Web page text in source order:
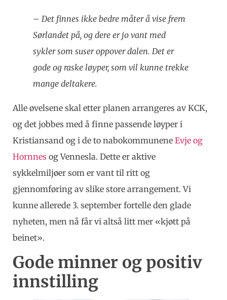
– Det finnes ikke bedre måter å vise frem
Sørlandet på, og dere er jo vant med
sykler som suser oppover dalen. Det er
gode og raske løyper, som vil kunne trekke
mange deltakere.
Alle øvelsene skal etter planen arrangeres av KCK,
og det jobbes med å finne passende løyper i
Kristiansand og i de to nabokommunene Evje og
Hornnes og Vennesla. Dette er aktive
sykkelmiljøer som er vant til ritt og
gjennomføring av slike store arrangement. Vi
kunne allerede 3. september fortelle den glade
nyheten, men nå får vi altså litt mer «kjøtt på
beinet».
Gode minner og positiv
innstilling